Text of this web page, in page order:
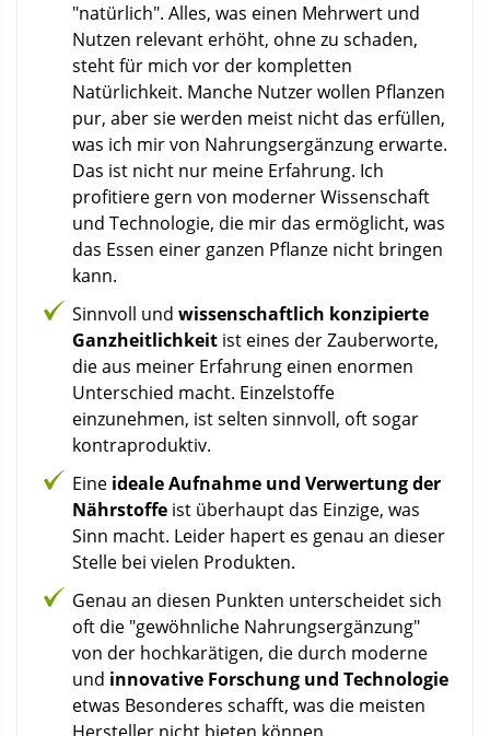
"natürlich". Alles, was einen Mehrwert und
Nutzen relevant erhöht, ohne zu schaden,
steht für mich vor der kompletten
Natürlichkeit. Manche Nutzer wollen Pflanzen
pur, aber sie werden meist nicht das erfüllen,
was ich mir von Nahrungsergänzung erwarte.
Das ist nicht nur meine Erfahrung. Ich
profitiere gern von moderner Wissenschaft
und Technologie, die mir das ermöglicht, was
das Essen einer ganzen Pflanze nicht bringen
kann.
Sinnvoll und wissenschaftlich konzipierte
Ganzheitlichkeit ist eines der Zauberworte,
die aus meiner Erfahrung einen enormen
Unterschied macht. Einzelstoffe
einzunehmen, ist selten sinnvoll, oft sogar
kontraproduktiv.
Eine ideale Aufnahme und Verwertung der
Nährstoffe ist überhaupt das Einzige, was
Sinn macht. Leider hapert es genau an dieser
Stelle bei vielen Produkten.
Genau an diesen Punkten unterscheidet sich
oft die "gewöhnliche Nahrungsergänzung"
von der hochkarätigen, die durch moderne
und innovative Forschung und Technologie
etwas Besonderes schafft, was die meisten